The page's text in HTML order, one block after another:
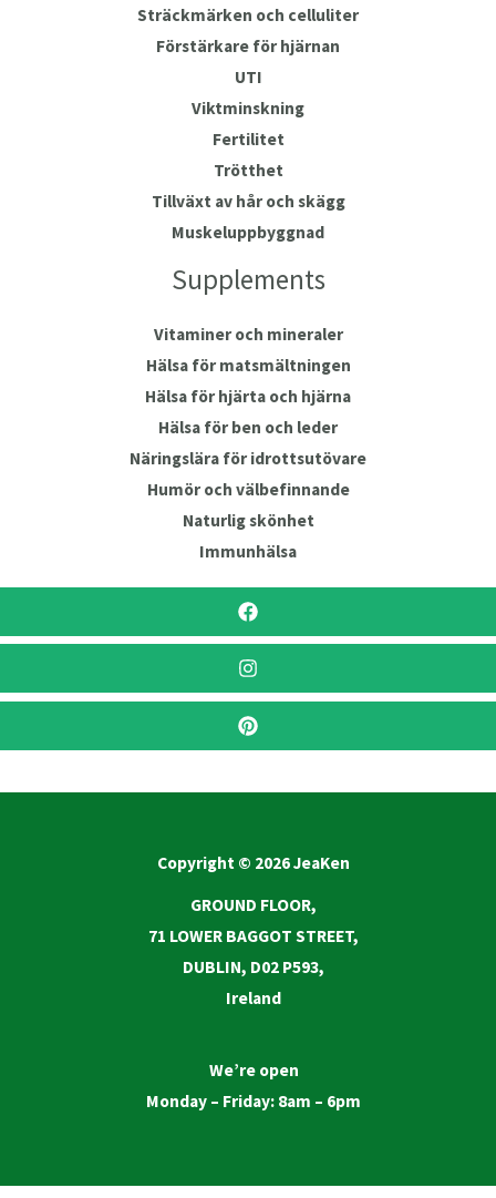
Sträckmärken och celluliter
Förstärkare för hjärnan
UTI
Viktminskning
Fertilitet
Trötthet
Tillväxt av hår och skägg
Muskeluppbyggnad
Supplements
Vitaminer och mineraler
Hälsa för matsmältningen
Hälsa för hjärta och hjärna
Hälsa för ben och leder
Näringslära för idrottsutövare
Humör och välbefinnande
Naturlig skönhet
Immunhälsa
Copyright © 2026 JeaKen
GROUND FLOOR,
71 LOWER BAGGOT STREET,
DUBLIN, D02 P593,
Ireland
We’re open
Monday – Friday: 8am – 6pm